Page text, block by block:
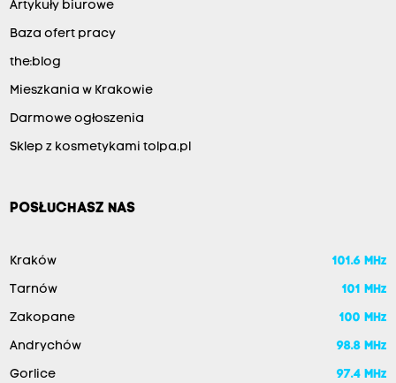
Artykuły biurowe
Baza ofert pracy
the:blog
Mieszkania w Krakowie
Darmowe ogłoszenia
Sklep z kosmetykami tolpa.pl
POSŁUCHASZ NAS
Kraków 101.6 MHz
Tarnów 101 MHz
Zakopane 100 MHz
Andrychów 98.8 MHz
Gorlice 97.4 MHz